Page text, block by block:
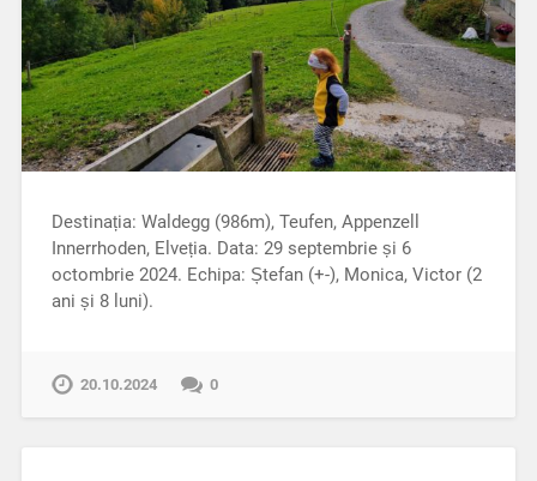
Destinația: Waldegg (986m), Teufen, Appenzell
Innerrhoden, Elveția. Data: 29 septembrie și 6
octombrie 2024. Echipa: Ștefan (+-), Monica, Victor (2
ani și 8 luni).
20.10.2024 0